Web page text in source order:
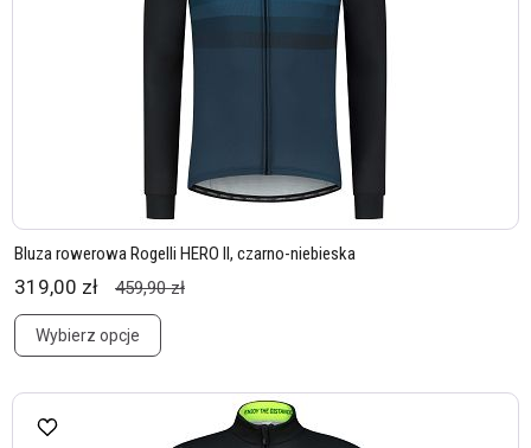
Bluza rowerowa Rogelli HERO II, czarno-niebieska
319,00 zł 459,90 zł
Wybierz opcje